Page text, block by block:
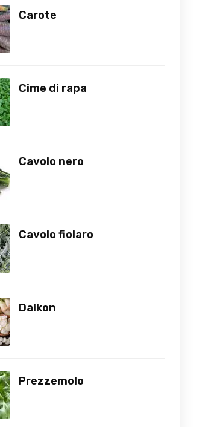
Carote
Cime di rapa
Cavolo nero
Cavolo fiolaro
Daikon
Prezzemolo